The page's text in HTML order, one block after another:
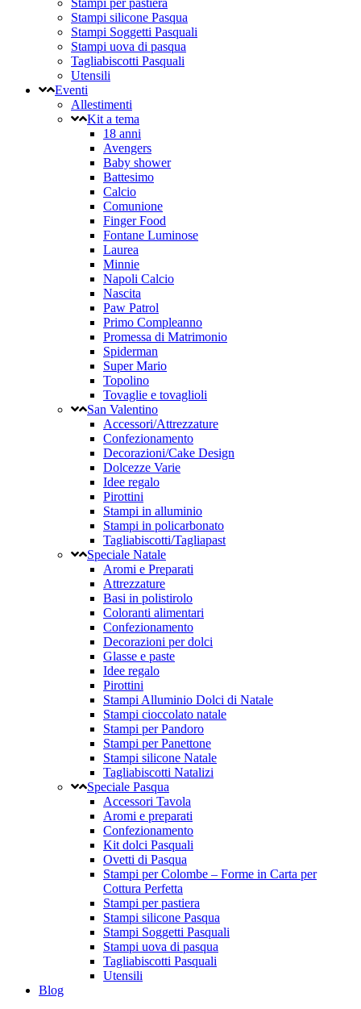
Stampi per pastiera
Stampi silicone Pasqua
Stampi Soggetti Pasquali
Stampi uova di pasqua
Tagliabiscotti Pasquali
Utensili
Eventi
Allestimenti
Kit a tema
18 anni
Avengers
Baby shower
Battesimo
Calcio
Comunione
Finger Food
Fontane Luminose
Laurea
Minnie
Napoli Calcio
Nascita
Paw Patrol
Primo Compleanno
Promessa di Matrimonio
Spiderman
Super Mario
Topolino
Tovaglie e tovaglioli
San Valentino
Accessori/Attrezzature
Confezionamento
Decorazioni/Cake Design
Dolcezze Varie
Idee regalo
Pirottini
Stampi in alluminio
Stampi in policarbonato
Tagliabiscotti/Tagliapast
Speciale Natale
Aromi e Preparati
Attrezzature
Basi in polistirolo
Coloranti alimentari
Confezionamento
Decorazioni per dolci
Glasse e paste
Idee regalo
Pirottini
Stampi Alluminio Dolci di Natale
Stampi cioccolato natale
Stampi per Pandoro
Stampi per Panettone
Stampi silicone Natale
Tagliabiscotti Natalizi
Speciale Pasqua
Accessori Tavola
Aromi e preparati
Confezionamento
Kit dolci Pasquali
Ovetti di Pasqua
Stampi per Colombe – Forme in Carta per
Cottura Perfetta
Stampi per pastiera
Stampi silicone Pasqua
Stampi Soggetti Pasquali
Stampi uova di pasqua
Tagliabiscotti Pasquali
Utensili
Blog